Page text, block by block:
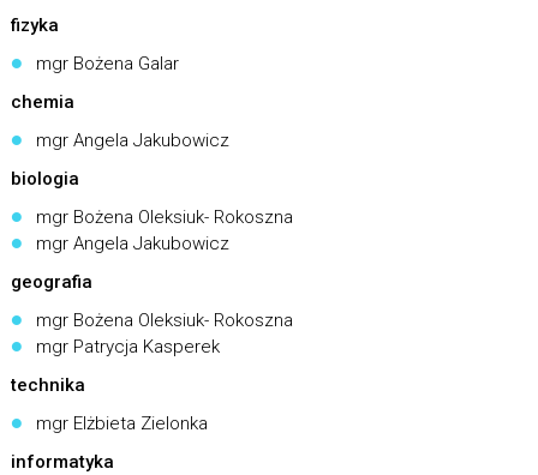
fizyka
mgr Bożena Galar
chemia
mgr Angela Jakubowicz
biologia
mgr Bożena Oleksiuk- Rokoszna
mgr Angela Jakubowicz
geografia
mgr Bożena Oleksiuk- Rokoszna
mgr Patrycja Kasperek
technika
mgr Elżbieta Zielonka
informatyka